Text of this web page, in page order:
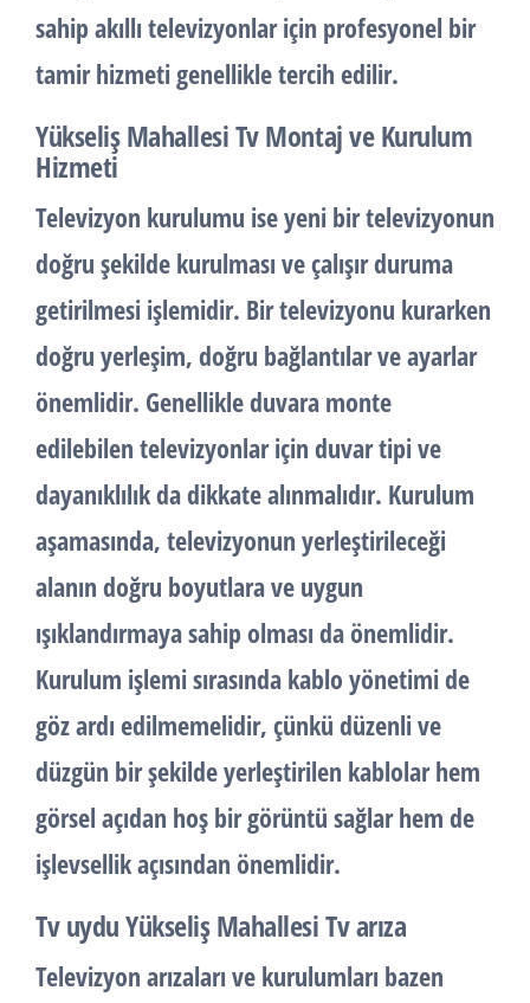
sahip akıllı televizyonlar için profesyonel bir
tamir hizmeti genellikle tercih edilir.
Yükseliş Mahallesi Tv Montaj ve Kurulum
Hizmeti
Televizyon kurulumu ise yeni bir televizyonun
doğru şekilde kurulması ve çalışır duruma
getirilmesi işlemidir. Bir televizyonu kurarken
doğru yerleşim, doğru bağlantılar ve ayarlar
önemlidir. Genellikle duvara monte
edilebilen televizyonlar için duvar tipi ve
dayanıklılık da dikkate alınmalıdır. Kurulum
aşamasında, televizyonun yerleştirileceği
alanın doğru boyutlara ve uygun
ışıklandırmaya sahip olması da önemlidir.
Kurulum işlemi sırasında kablo yönetimi de
göz ardı edilmemelidir, çünkü düzenli ve
düzgün bir şekilde yerleştirilen kablolar hem
görsel açıdan hoş bir görüntü sağlar hem de
işlevsellik açısından önemlidir.
Tv uydu Yükseliş Mahallesi Tv arıza
Televizyon arızaları ve kurulumları bazen